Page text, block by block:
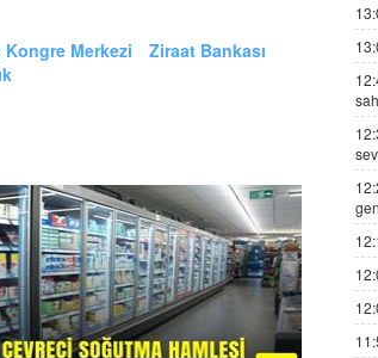
Kongre Merkezi
Ziraat Bankası